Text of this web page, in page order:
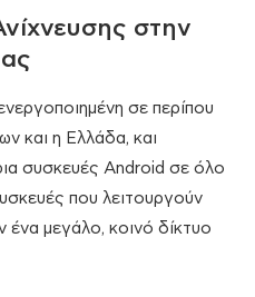
στην
σε περίπου
και η Ελλάδα, και
συσκευές Android σε όλο
που λειτουργούν
ένα μεγάλο, κοινό δίκτυο